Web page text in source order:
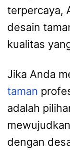
terpercaya,
desain
kualitas
Jika Anda
taman
adalah
dengan